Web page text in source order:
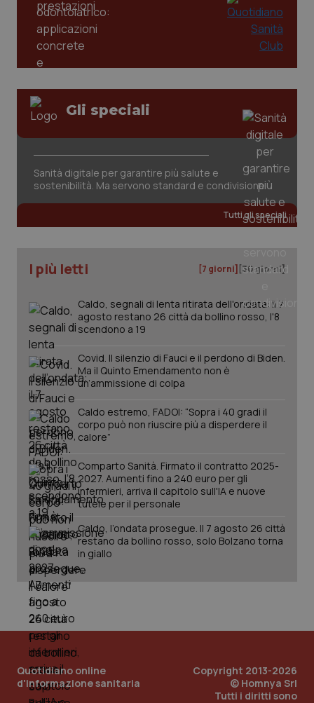
Gli speciali
Sanità digitale per garantire più salute e
sostenibilità. Ma servono standard e condivisione
Tutti gli speciali
I più letti [7 giorni] [30 giorni]
Caldo, segnali di lenta ritirata dell'ondata: il 7
agosto restano 26 città da bollino rosso, l'8
scendono a 19
Covid. Il silenzio di Fauci e il perdono di Biden.
Ma il Quinto Emendamento non è
un’ammissione di colpa
Caldo estremo, FADOI: “Sopra i 40 gradi il
corpo può non riuscire più a disperdere il
calore”
Comparto Sanità. Firmato il contratto 2025-
2027. Aumenti fino a 240 euro per gli
infermieri, arriva il capitolo sull'IA e nuove
tutele per il personale
Caldo, l’ondata prosegue. Il 7 agosto 26 città
restano da bollino rosso, solo Bolzano torna
in giallo
Quotidiano online
d'informazione sanitaria
Copyright 2013-2026
© Homnya Srl
Tutti i diritti sono
tracking-sites-ironfish-
www.quotidianosanita.it
tracking-sites-ironfish-
session-id
www.quotidianosanita.it
_ga
Google LLC
.quotidianosanita.it
PHPSESSID
PHP.net